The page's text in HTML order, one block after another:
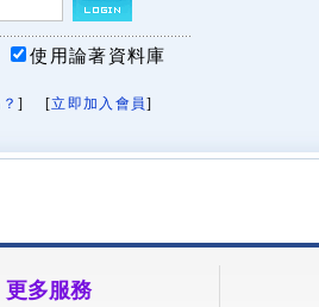
使用論著資料庫
] [立即加入會員]
更多服務